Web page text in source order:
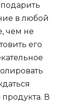
в любой
чем не
его
В